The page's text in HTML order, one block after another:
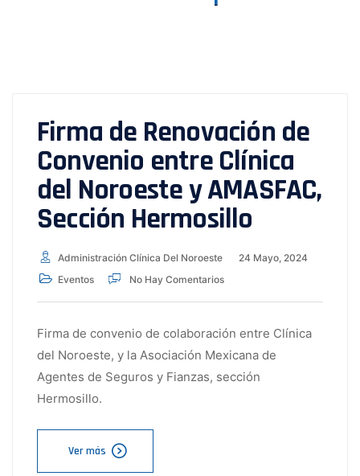
Firma de Renovación de
Convenio entre Clínica
del Noroeste y AMASFAC,
Sección Hermosillo
Administración Clínica Del Noroeste
24 Mayo, 2024
Eventos
No Hay Comentarios
Firma de convenio de colaboración entre Clínica
del Noroeste, y la Asociación Mexicana de
Agentes de Seguros y Fianzas, sección
Hermosillo.
Ver más